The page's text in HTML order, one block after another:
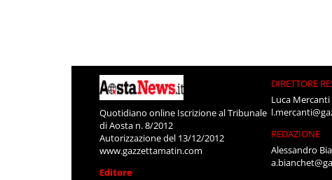
Quotidiano online Iscrizione al Tribunale
di Aosta n. 8/2012
Autorizzazione del 13/12/2012
www.gazzettamatin.com
Editore
DIRETTORE
Luca Mercanti
REDAZIONE
Alessandro